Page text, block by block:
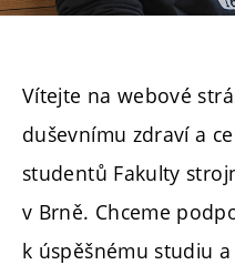
Vítejte na webové
duševnímu zdraví a
studentů Fakulty
v Brně. Chceme
k úspěšnému studiu